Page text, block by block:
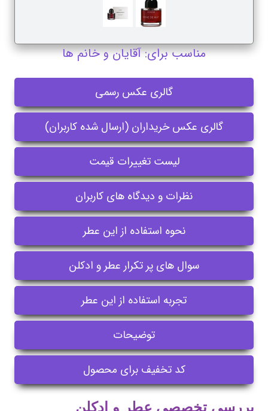
مناسب برای: آقایان و خانم ها
گالری عکس رسمی
گالری عکس خریداران (ارسال شده کاربران)
لیست تغییرات قیمت
نظرات و دیدگاه های کاربران
نحوه استفاده از این عطر
سوال های پر تکرار عطر و ادکلن
تجربه استفاده از این عطر
توضیحات
کد تخفیف برای محصول
بررسی تخصصی عطر و ادکلن